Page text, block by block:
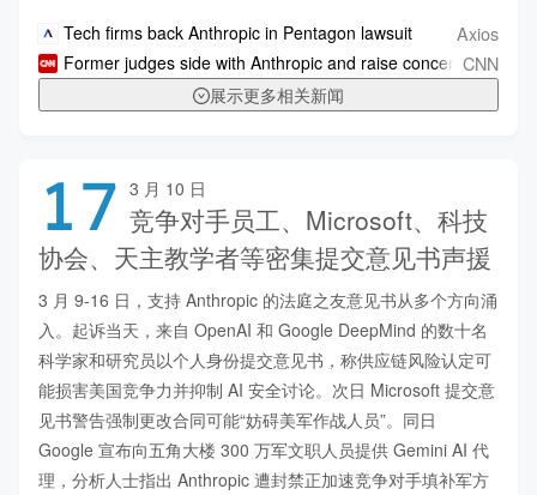
Tech firms back Anthropic in Pentagon lawsuit Axios
Former judges side with Anthropic and raise concerns about
CNN
展示更多相关新闻
17 3 月 10 日
竞争对手员工、Microsoft、科技
协会、天主教学者等密集提交意见书声援
3 月 9-16 日，支持 Anthropic 的法庭之友意见书从多个方向涌
入。起诉当天，来自 OpenAI 和 Google DeepMind 的数十名
科学家和研究员以个人身份提交意见书，称供应链风险认定可
能损害美国竞争力并抑制 AI 安全讨论。次日 Microsoft 提交意
见书警告强制更改合同可能“妨碍美军作战人员”。同日
Google 宣布向五角大楼 300 万军文职人员提供 Gemini AI 代
理，分析人士指出 Anthropic 遭封禁正加速竞争对手填补军方